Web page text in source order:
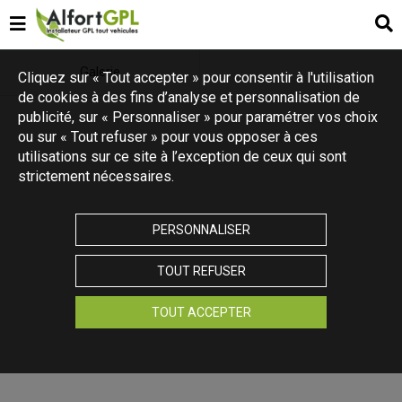
Galerie
Cliquez sur « Tout accepter » pour consentir à l'utilisation
de cookies à des fins d’analyse et personnalisation de
publicité, sur « Personnaliser » pour paramétrer vos choix
ou sur « Tout refuser » pour vous opposer à ces
utilisations sur ce site à l’exception de ceux qui sont
strictement nécessaires.
PERSONNALISER
TOUT REFUSER
TOUT ACCEPTER